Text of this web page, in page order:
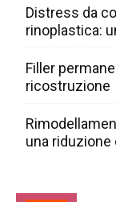
Distress da
rinoplastica:
Filler
ricostruzione
una riduzione